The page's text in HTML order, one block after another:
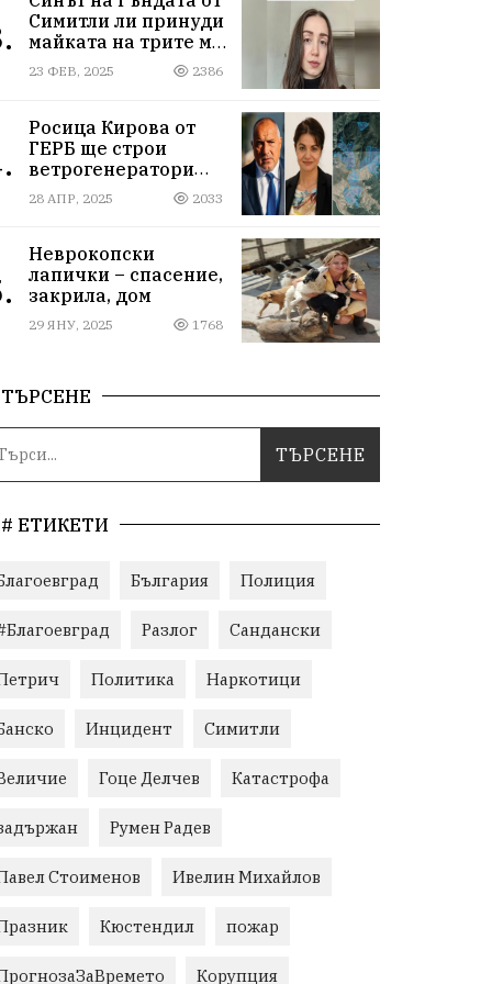
Симитли ли принуди
майката на трите му
деца да се самоубие?
Къде са
23 ФЕВ, 2025 2386
Росица Кирова от
ГЕРБ ще строи
ветрогенератори
върху пасища в
Осоговската планина
28 АПР, 2025 2033
Неврокопски
лапички – спасение,
закрила, дом
29 ЯНУ, 2025 1768
ТЪРСЕНЕ
# ЕТИКЕТИ
България Полиция
Разлог Сандански
Политика Наркотици
Инцидент Симитли
Гоце Делчев Катастрофа
Румен Радев
Стоименов Ивелин Михайлов
Кюстендил пожар
Корупция